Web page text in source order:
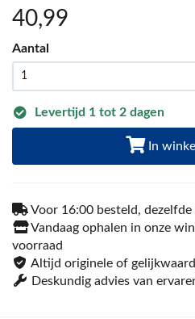
40,99
Aantal
Levertijd 1 tot 2 dagen
In
Voor 16:00 besteld, dezelfde
Vandaag ophalen in onze
voorraad
Altijd originele of
Deskundig advies van